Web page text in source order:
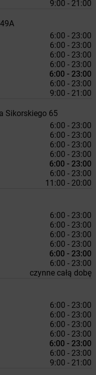
9:00 - 21:00
6:00 - 23:00
6:00 - 23:00
6:00 - 23:00
6:00 - 23:00
6:00 - 23:00
6:00 - 23:00
9:00 - 21:00
Sikorskiego 65
6:00 - 23:00
6:00 - 23:00
6:00 - 23:00
6:00 - 23:00
6:00 - 23:00
6:00 - 23:00
11:00 - 20:00
6:00 - 23:00
6:00 - 23:00
6:00 - 23:00
6:00 - 23:00
6:00 - 23:00
6:00 - 23:00
czynne całą dobę
6:00 - 23:00
6:00 - 23:00
6:00 - 23:00
6:00 - 23:00
6:00 - 23:00
6:00 - 23:00
9:00 - 21:00